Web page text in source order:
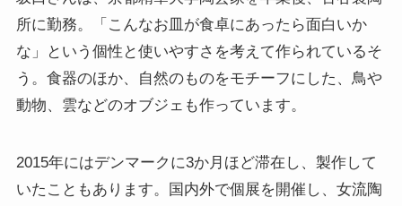
所に勤務。「こんなお皿が食卓にあったら面白いか
な」という個性と使いやすさを考えて作られているそ
う。食器のほか、自然のものをモチーフにした、鳥や
動物、雲などのオブジェも作っています。
2015年にはデンマークに3か月ほど滞在し、製作して
いたこともあります。国内外で個展を開催し、女流陶